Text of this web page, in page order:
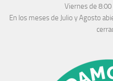
Viernes de
En los meses de Julio y Agosto